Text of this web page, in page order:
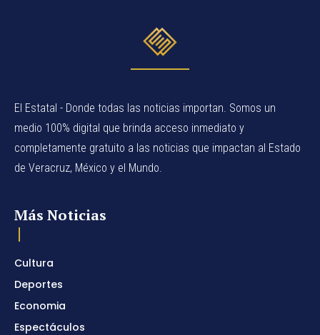
El Estatal - Donde todas las noticias importan. Somos un
medio 100% digital que brinda acceso inmediato y
completamente gratuito a las noticias que impactan al Estado
de Veracruz, México y el Mundo.
Más Noticias
Cultura
Deportes
Economia
Espectáculos